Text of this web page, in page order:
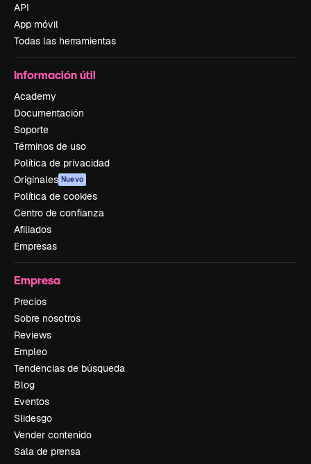
API
App móvil
Todas las herramientas
Información útil
Academy
Documentación
Soporte
Términos de uso
Política de privacidad
Originales Nuevo
Política de cookies
Centro de confianza
Afiliados
Empresas
Empresa
Precios
Sobre nosotros
Reviews
Empleo
Tendencias de búsqueda
Blog
Eventos
Slidesgo
Vender contenido
Sala de prensa